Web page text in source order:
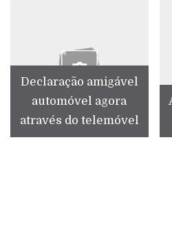
Declaração amigável
automóvel agora
através do telemóvel